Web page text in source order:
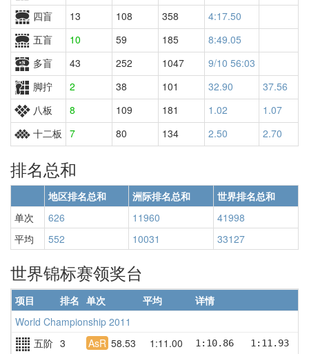
四盲
13 108 358
4:17.50
五盲
10 59 185
8:49.05
多盲
43 252 1047
9/10 56:03
脚拧
2 38 101 32.90 37.56
八板
8 109 181 1.02 1.07
十二板
7 80 134 2.50 2.70
排名总和
地区排名总和 洲际排名总和
世界排名总和
单次
626 11960
41998
平均
552 10031 33127
世界锦标赛领奖台
项目 排名 单次 平均
详情
World Championship 2011
五阶 3 AsR 58.53 1:11.00 1:10.86   1:11.93